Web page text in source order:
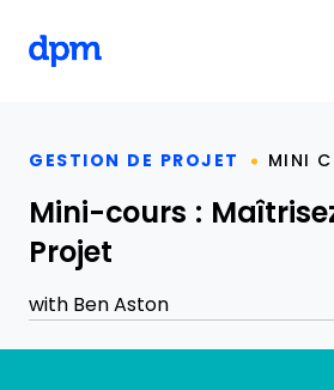
GESTION DE PROJET MINI
Mini-cours :
Projet
with Ben Aston